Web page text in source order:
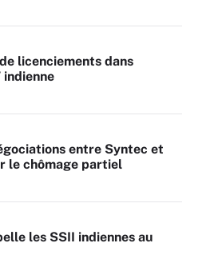
licenciements dans
indienne
entre Syntec et
le chômage partiel
les SSII indiennes au